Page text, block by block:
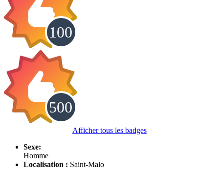
Afficher tous les badges
Sexe:
Homme
Localisation : Saint-Malo